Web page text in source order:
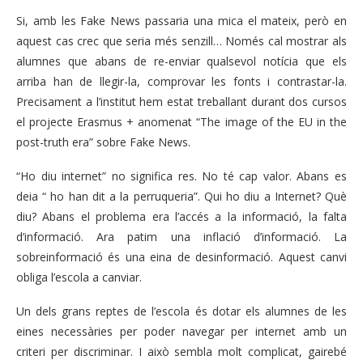
Si, amb les Fake News passaria una mica el mateix, però en
aquest cas crec que seria més senzill… Només cal mostrar als
alumnes que abans de re-enviar qualsevol notícia que els
arriba han de llegir-la, comprovar les fonts i contrastar-la.
Precisament a l’institut hem estat treballant durant dos cursos
el projecte Erasmus + anomenat “The image of the EU in the
post-truth era” sobre Fake News.
“Ho diu internet” no significa res. No té cap valor. Abans es
deia “ ho han dit a la perruqueria”. Qui ho diu a Internet? Què
diu? Abans el problema era l’accés a la informació, la falta
d’informació. Ara patim una inflació d’informació. La
sobreinformació és una eina de desinformació. Aquest canvi
obliga l’escola a canviar.
Un dels grans reptes de l’escola és dotar els alumnes de les
eines necessàries per poder navegar per internet amb un
criteri per discriminar. I això sembla molt complicat, gairebé